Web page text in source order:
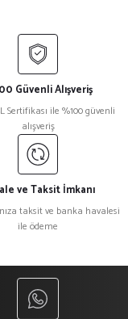
tarafımıza
Güvenli Alışveriş
Sertifikası ile %100 güvenli
alışveriş
ve Taksit İmkanı
taksit ve banka havalesi
ile ödeme